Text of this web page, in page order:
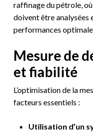
raffinage du pétrole,
doivent être analysées
performances
Mesure de
et fiabilité
L’optimisation de la
facteurs essentiels :
Utilisation d’un